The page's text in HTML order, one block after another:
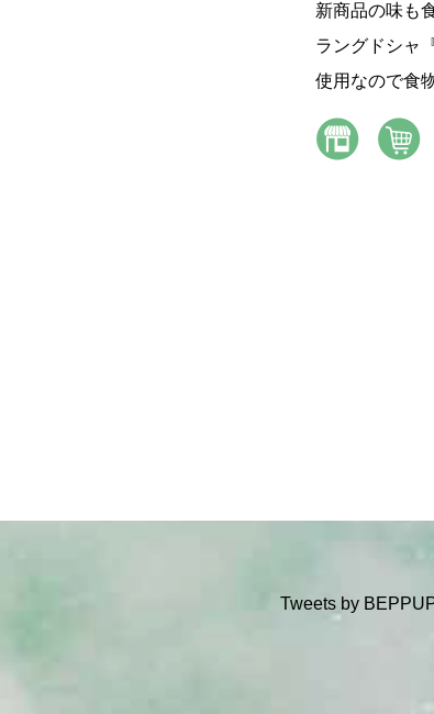
新商品の味も
ラングドシャ
使用なので食
Tweets by